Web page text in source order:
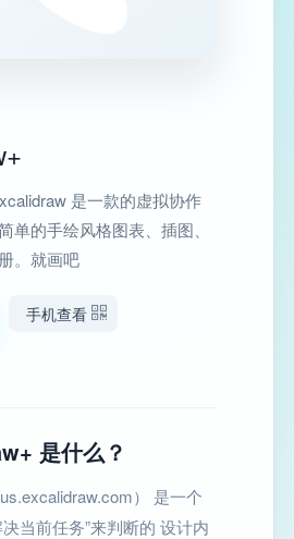
是一款的虚拟协作
单的手绘风格图表、插图、
。就画吧
手机查看
是什么？
） 是一个
当前任务”来判断的 设计内